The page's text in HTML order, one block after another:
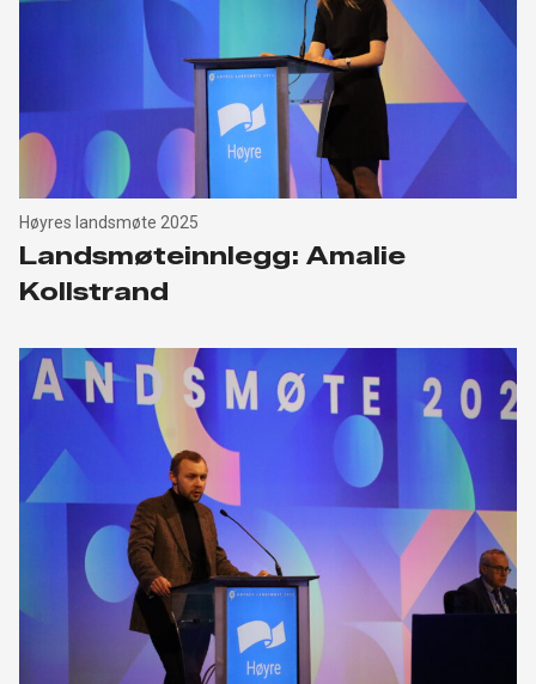
Høyres landsmøte 2025
Landsmøteinnlegg: Amalie
Kollstrand